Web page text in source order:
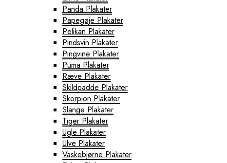
Panda Plakater
Papegøje Plakater
Pelikan Plakater
Pindsvin Plakater
Pingvine Plakater
Puma Plakater
Ræve Plakater
Skildpadde Plakater
Skorpion Plakater
Slange Plakater
Tiger Plakater
Ugle Plakater
Ulve Plakater
Vaskebjørne Plakater